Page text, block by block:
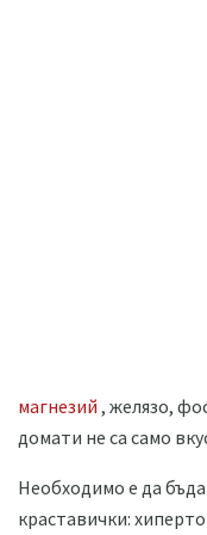
магнезий , желязо,
домати не са само
Необходимо е да
краставички: